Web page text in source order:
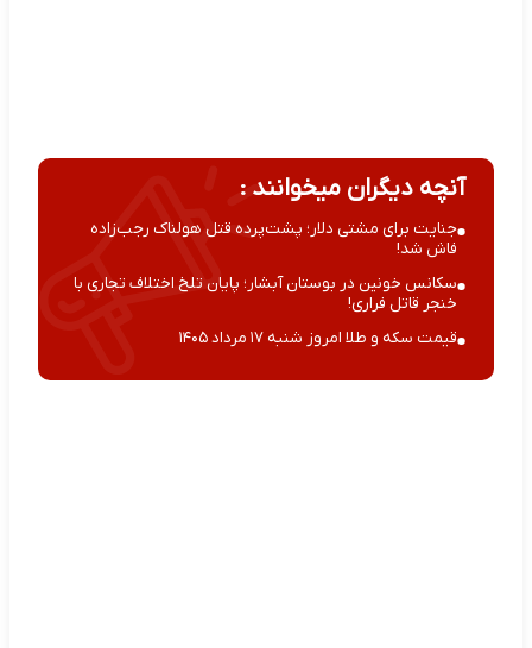
آنچه دیگران میخوانند :
جنایت برای مشتی دلار؛ پشت‌پرده قتل هولناک رجب‌زاده
فاش شد!
سکانس خونین در بوستان آبشار؛ پایان تلخ اختلاف تجاری با
خنجر قاتل فراری!
قیمت سکه و طلا امروز شنبه ۱۷ مرداد ۱۴۰۵